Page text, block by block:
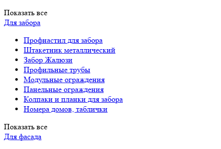
Показать все
Для забора
Профнастил для забора
Штакетник металлический
Забор Жалюзи
Профильные трубы
Модульные ограждения
Панельные ограждения
Колпаки и планки для забора
Номера домов, таблички
Показать все
Для фасада